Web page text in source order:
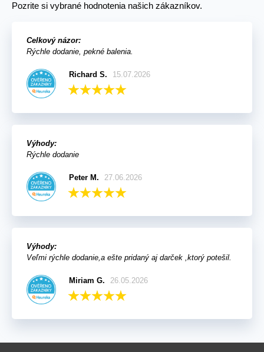
Pozrite si vybrané hodnotenia našich zákazníkov.
Celkový názor:
Rýchle dodanie, pekné balenia.
Richard S. 15.07.2026
Výhody:
Rýchle dodanie
Peter M. 27.06.2026
Výhody:
Veľmi rýchle dodanie,a ešte pridaný aj darček ,ktorý potešil.
Miriam G. 26.05.2026